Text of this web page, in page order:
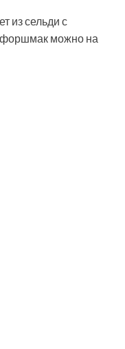
из сельди с
форшмак можно на